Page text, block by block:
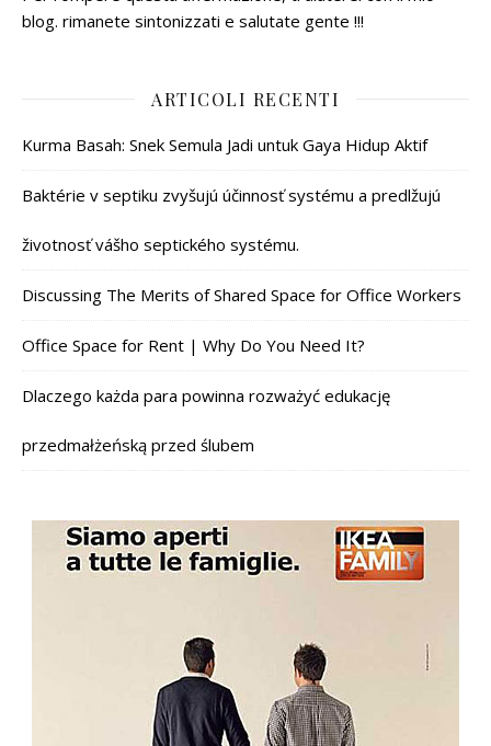
blog. rimanete sintonizzati e salutate gente !!!
ARTICOLI RECENTI
Kurma Basah: Snek Semula Jadi untuk Gaya Hidup Aktif
Baktérie v septiku zvyšujú účinnosť systému a predlžujú
životnosť vášho septického systému.
Discussing The Merits of Shared Space for Office Workers
Office Space for Rent | Why Do You Need It?
Dlaczego każda para powinna rozważyć edukację
przedmałżeńską przed ślubem